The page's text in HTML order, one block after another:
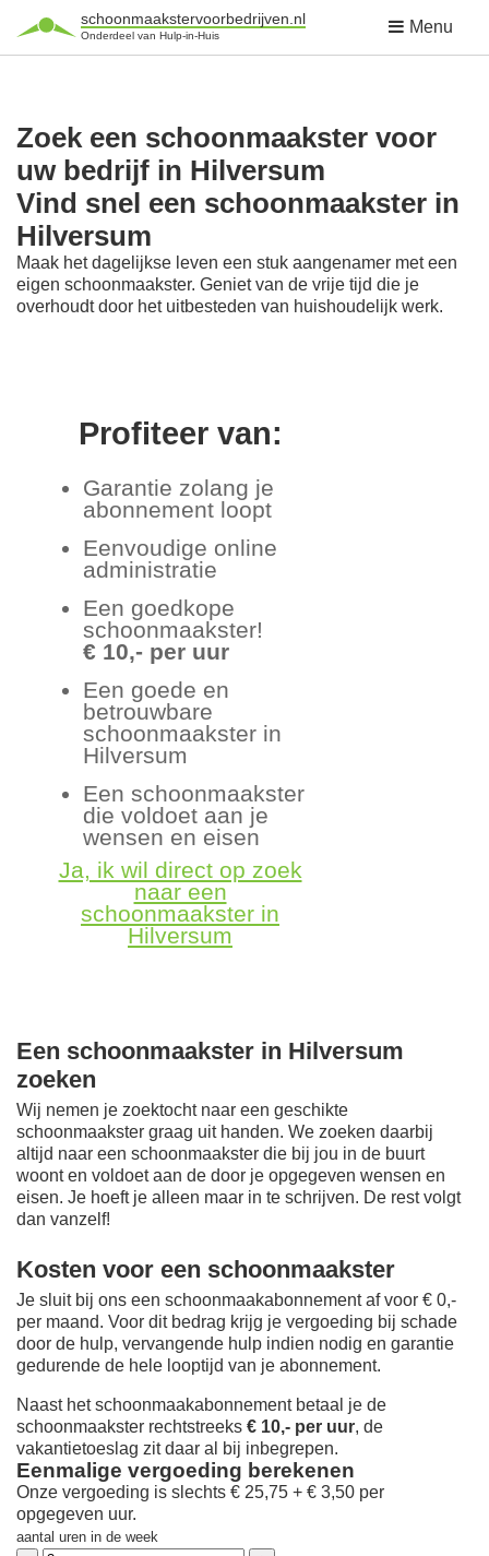
schoonmaakstervoorbedrijven.nl
Onderdeel van Hulp-in-Huis Menu
Zoek een schoonmaakster voor
uw bedrijf in Hilversum
Vind snel een schoonmaakster in
Hilversum
Maak het dagelijkse leven een stuk aangenamer met een
eigen schoonmaakster. Geniet van de vrije tijd die je
overhoudt door het uitbesteden van huishoudelijk werk.
Profiteer van:
Garantie zolang je
abonnement loopt
Eenvoudige online
administratie
Een goedkope
schoonmaakster!
€ 10,- per uur
Een goede en
betrouwbare
schoonmaakster in
Hilversum
Een schoonmaakster
die voldoet aan je
wensen en eisen
Ja, ik wil direct op zoek
naar een
schoonmaakster in
Hilversum
Een schoonmaakster in Hilversum
zoeken
Wij nemen je zoektocht naar een geschikte
schoonmaakster graag uit handen. We zoeken daarbij
altijd naar een schoonmaakster die bij jou in de buurt
woont en voldoet aan de door je opgegeven wensen en
eisen. Je hoeft je alleen maar in te schrijven. De rest volgt
dan vanzelf!
Kosten voor een schoonmaakster
Je sluit bij ons een schoonmaakabonnement af voor € 0,-
per maand. Voor dit bedrag krijg je vergoeding bij schade
door de hulp, vervangende hulp indien nodig en garantie
gedurende de hele looptijd van je abonnement.
Naast het schoonmaakabonnement betaal je de
schoonmaakster rechtstreeks € 10,- per uur, de
vakantietoeslag zit daar al bij inbegrepen.
Eenmalige vergoeding berekenen
Onze vergoeding is slechts € 25,75 + € 3,50 per
opgegeven uur.
aantal uren in de week